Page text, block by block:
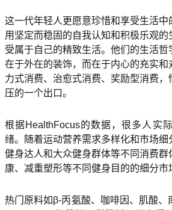
这一代年轻人更愿意珍惜和享受生活中
用坚定而稳固的自我认知和积极乐观
受属于自己的精致生活。他们的生活
在于外在的装饰，而在于内心的充实和
力式消费、治愈式消费、奖励型消费
压的一个出口。
根据HealthFocus的数据，很多人实
绪。随着运动营养需求多样化和市场
健身达人和大众健身群体等不同消费
康、减重塑形等不同健身目的的细分市
热门原料如β-丙氨酸、咖啡因、肌酸、